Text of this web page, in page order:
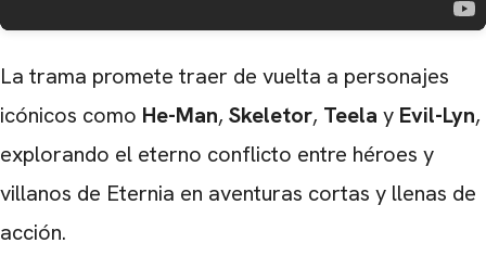
La trama promete traer de vuelta a personajes
icónicos como He-Man, Skeletor, Teela y Evil-Lyn,
explorando el eterno conflicto entre héroes y
villanos de Eternia en aventuras cortas y llenas de
acción.